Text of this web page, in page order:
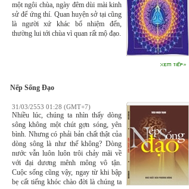
một ngôi chùa, ngày đêm dùi mài kinh
sử để ứng thí. Quan huyện sở tại cũng
là người xứ khác bổ nhiệm đến,
thường lui tới chùa vì quan rất mộ đạo.
Nếp Sống Đạo
31/03/2553 01:28 (GMT+7)
Nhiều lúc, chúng ta nhìn thấy dòng
sông không một chút gợn sóng, yên
bình. Nhưng có phải bản chất thật của
dòng sông là như thế không? Dòng
nước vẫn luôn luôn trôi chảy mãi về
với đại dương mênh mông vô tận.
Cuộc sống cũng vậy, ngay từ khi bập
bẹ cất tiếng khóc chào đời là chúng ta